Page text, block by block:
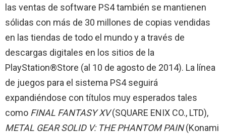
las ventas de software PS4 también se mantienen
sólidas con más de 30 millones de copias vendidas
en las tiendas de todo el mundo y a través de
descargas digitales en los sitios de la
PlayStation®Store (al 10 de agosto de 2014). La línea
de juegos para el sistema PS4 seguirá
expandiéndose con títulos muy esperados tales
como FINAL FANTASY XV(SQUARE ENIX CO., LTD),
METAL GEAR SOLID V: THE PHANTOM PAIN(Konami